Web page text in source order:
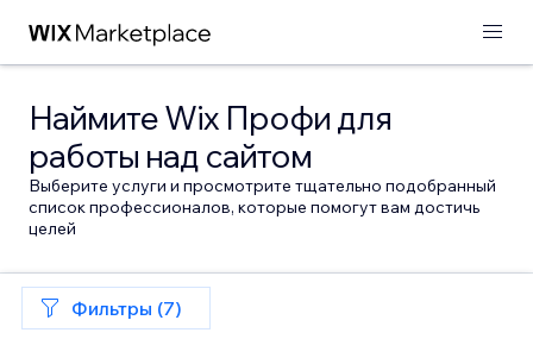
Наймите Wix Профи для
работы над сайтом
Выберите услуги и просмотрите тщательно подобранный
список профессионалов, которые помогут вам достичь
целей
Фильтры (7)